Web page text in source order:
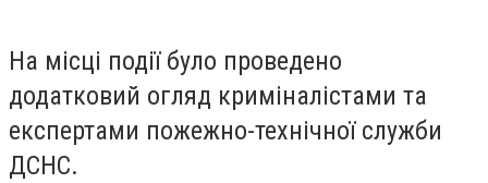
На місці події було проведено
додатковий огляд криміналістами та
експертами пожежно-технічної служби
ДСНС.